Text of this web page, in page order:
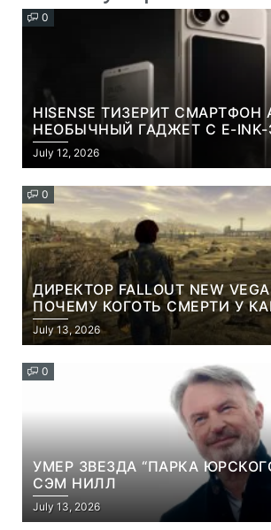
0
HISENSE ТИЗЕРИТ СМАРТФОН
НЕОБЫЧНЫЙ ГАДЖЕТ С E-
СЪЕМНОЙ LCD-ПАНЕЛЬЮ ДЛЯ
КОНТЕНТА И СОЦСЕТЕЙ
July 12, 2026
0
ДИРЕКТОР FALLOUT NEW
ПОЧЕМУ КОГОТЬ СМЕРТИ У
НАМЕРЕННО СНОСИТ ВАМ
July 13, 2026
0
УМЕР ЗВЕЗДА “ПАРКА
СЭМ НИЛЛ
July 13, 2026